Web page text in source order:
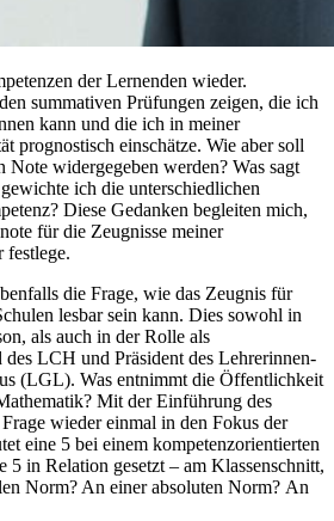
der Lernenden wieder.
summativen Prüfungen zeigen, die ich
kann und die ich in meiner
prognostisch einschätze. Wie aber soll
Note widergegeben werden? Was sagt
ich die unterschiedlichen
Diese Gedanken begleiten mich,
für die Zeugnisse meiner
festlege.
die Frage, wie das Zeugnis für
lesbar sein kann. Dies sowohl in
als auch in der Rolle als
LCH und Präsident des Lehrerinnen-
(LGL). Was entnimmt die Öffentlichkeit
Mit der Einführung des
wieder einmal in den Fokus der
eine 5 bei einem kompetenzorientierten
in Relation gesetzt – am Klassenschnitt,
Norm? An einer absoluten Norm? An